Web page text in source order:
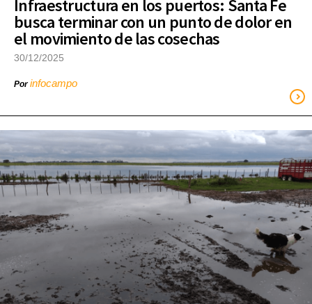
Infraestructura en los puertos: Santa Fe
busca terminar con un punto de dolor en
el movimiento de las cosechas
30/12/2025
Porinfocampo